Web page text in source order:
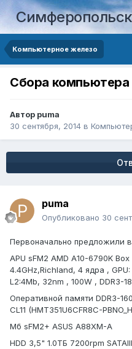
Компьютерное железо
Сбора компьютера
Автор puma
30 сентября, 2014 в
puma
Опубликовано 30
Первоначально предложили
APU sFM2 AMD A10-6790K
4.4GHz,Richland, 4 ядра ,
L2:4Mb, 32nm , 100W , DDR3-
Оперативной памяти DDR3-
CL11 (HMT351U6CFR8C-
Мб sFM2+ ASUS A88XM-A
HDD 3,5" 1.0ТБ 7200rpm